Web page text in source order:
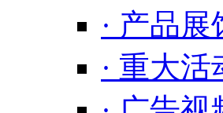
· 产品展
· 重大活